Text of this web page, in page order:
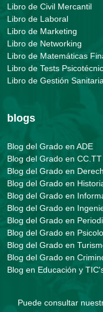
Libro de Civil Mercantil
Libro de Laboral
Libro de Marketing
Libro de Networking
Libro de Matemáticas
Libro de Tests
Libro de Gestión Sanitaria
blogs
Blog del Grado en ADE
Blog del Grado en
Blog del Grado en
Blog del Grado en
Blog del Grado en
Blog del Grado en
Blog del Grado en
Blog del Grado en
Blog del Grado en
Blog del Grado en
Blog en Educación y
Puede consultar